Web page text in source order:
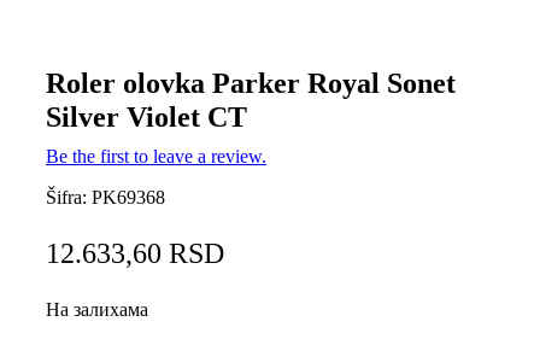
Roler olovka Parker Royal Sonet
Silver Violet CT
Be the first to leave a review.
Šifra: PK69368
12.633,60 RSD
На залихама